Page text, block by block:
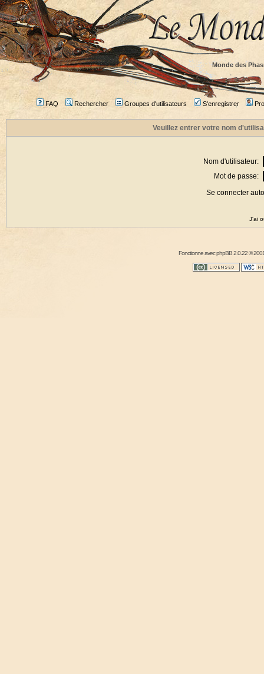
Monde des
FAQ Rechercher Groupes d'utilisateurs S'enregistrer
Veuillez entrer votre nom
Nom d'utilisateur:
Mot de passe:
Se connecter
J'ai
Fonctionne avecphpBB2.0.22 ©